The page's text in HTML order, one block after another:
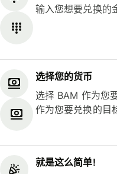
输入您想要兑换的
选择您的货币
选择 BAM 作为您
作为您要兑换的目
就是这么简单!